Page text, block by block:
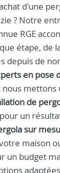
d'une
? Notre
RGE
étape, de
depuis de
en pose
nous mettons
de
un
sur
maison
un budget